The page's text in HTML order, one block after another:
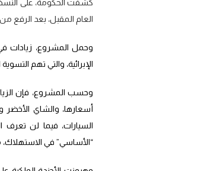
العام المقبل، بعد الرفع
وحمل المشروع، زيادات
الإبرائية، والتي تهم
وحسب المشروع، فإن
أسعارها، والشاي الأخضر
السيارات، فيما لن
“الأساسي” في الاستهلاك،